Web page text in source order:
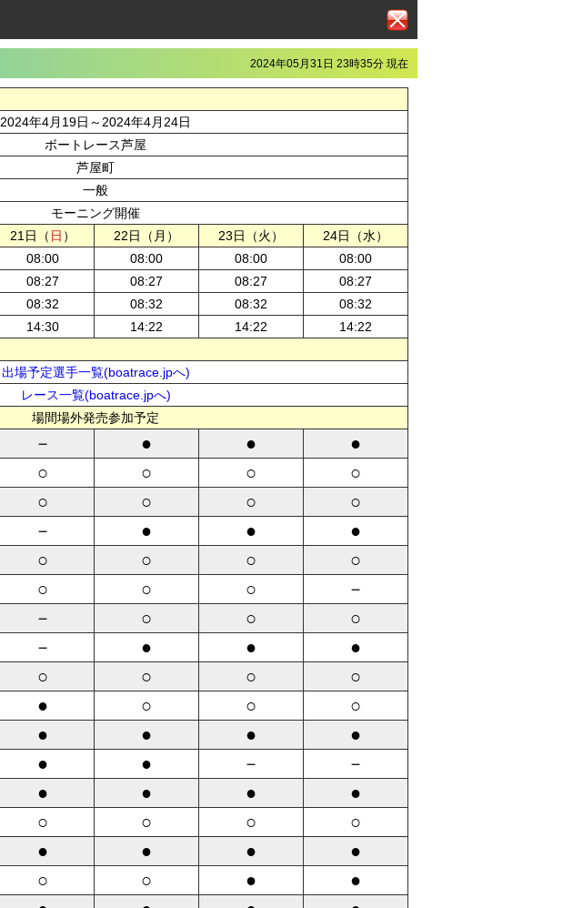
2024年05月31日 23時35分 現在
2024年4月19日～2024年4月24日
ボートレース芦屋
芦屋町
一般
モーニング開催
21日（ 日 ） 22日（月） 23日（火）
24日（水）
08:00 08:00 08:00
08:00
08:27 08:27 08:27
08:27
08:32 08:32 08:32
08:32
14:30 14:22 14:22
14:22
出場予定選手一覧(boatrace.jpへ)
レース一覧(boatrace.jpへ)
場間場外発売参加予定
－ ● ● ●
○ ○ ○ ○
○ ○ ○ ○
－ ● ● ●
○ ○ ○ ○
○ ○ ○ －
－ ○ ○ ○
－ ● ● ●
○ ○ ○ ○
● ○ ○ ○
● ● ● ●
● ● － －
● ● ● ●
○ ○ ○ ○
● ● ● ●
○ ○ ● ●